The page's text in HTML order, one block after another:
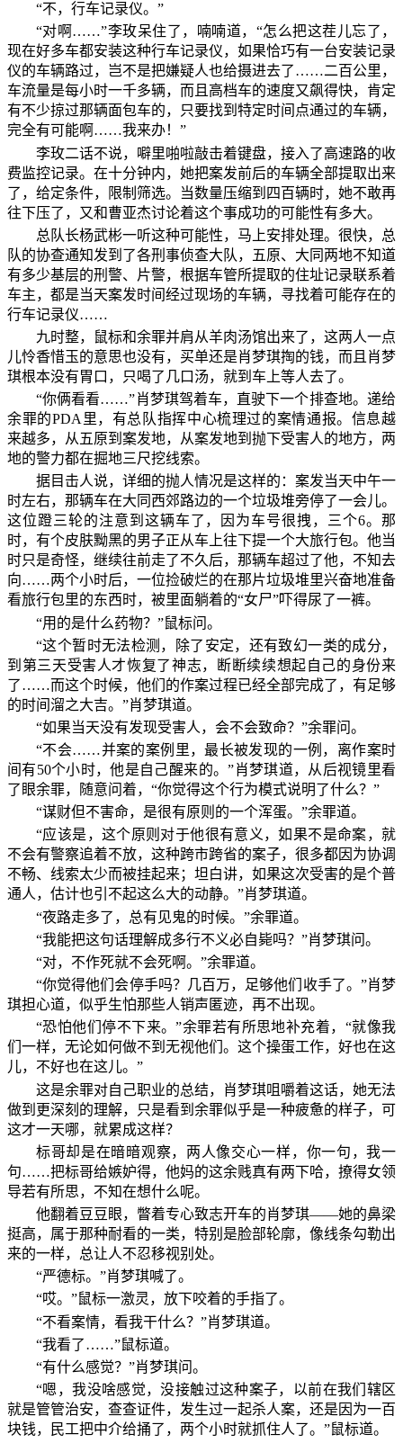
“不，行车记录仪。”
“对啊……”李玫呆住了，喃喃道，“怎么把这茬儿忘了，
现在好多车都安装这种行车记录仪，如果恰巧有一台安装记录
仪的车辆路过，岂不是把嫌疑人也给摄进去了……二百公里，
车流量是每小时一千多辆，而且高档车的速度又飙得快，肯定
有不少掠过那辆面包车的，只要找到特定时间点通过的车辆，
完全有可能啊……我来办！”
李玫二话不说，噼里啪啦敲击着键盘，接入了高速路的收
费监控记录。在十分钟内，她把案发前后的车辆全部提取出来
了，给定条件，限制筛选。当数量压缩到四百辆时，她不敢再
往下压了，又和曹亚杰讨论着这个事成功的可能性有多大。
总队长杨武彬一听这种可能性，马上安排处理。很快，总
队的协查通知发到了各刑事侦查大队，五原、大同两地不知道
有多少基层的刑警、片警，根据车管所提取的住址记录联系着
车主，都是当天案发时间经过现场的车辆，寻找着可能存在的
行车记录仪……
九时整，鼠标和余罪并肩从羊肉汤馆出来了，这两人一点
儿怜香惜玉的意思也没有，买单还是肖梦琪掏的钱，而且肖梦
琪根本没有胃口，只喝了几口汤，就到车上等人去了。
“你俩看看……”肖梦琪驾着车，直驶下一个排查地。递给
余罪的PDA里，有总队指挥中心梳理过的案情通报。信息越
来越多，从五原到案发地，从案发地到抛下受害人的地方，两
地的警力都在掘地三尺挖线索。
据目击人说，详细的抛人情况是这样的：案发当天中午一
时左右，那辆车在大同西郊路边的一个垃圾堆旁停了一会儿。
这位蹬三轮的注意到这辆车了，因为车号很拽，三个6。那
时，有个皮肤黝黑的男子正从车上往下提一个大旅行包。他当
时只是奇怪，继续往前走了不久后，那辆车超过了他，不知去
向……两个小时后，一位捡破烂的在那片垃圾堆里兴奋地准备
看旅行包里的东西时，被里面躺着的“女尸”吓得尿了一裤。
“用的是什么药物？”鼠标问。
“这个暂时无法检测，除了安定，还有致幻一类的成分，
到第三天受害人才恢复了神志，断断续续想起自己的身份来
了……而这个时候，他们的作案过程已经全部完成了，有足够
的时间溜之大吉。”肖梦琪道。
“如果当天没有发现受害人，会不会致命？”余罪问。
“不会……并案的案例里，最长被发现的一例，离作案时
间有50个小时，他是自己醒来的。”肖梦琪道，从后视镜里看
了眼余罪，随意问着，“你觉得这个行为模式说明了什么？”
“谋财但不害命，是很有原则的一个浑蛋。”余罪道。
“应该是，这个原则对于他很有意义，如果不是命案，就
不会有警察追着不放，这种跨市跨省的案子，很多都因为协调
不畅、线索太少而被挂起来；坦白讲，如果这次受害的是个普
通人，估计也引不起这么大的动静。”肖梦琪道。
“夜路走多了，总有见鬼的时候。”余罪道。
“我能把这句话理解成多行不义必自毙吗？”肖梦琪问。
“对，不作死就不会死啊。”余罪道。
“你觉得他们会停手吗？几百万，足够他们收手了。”肖梦
琪担心道，似乎生怕那些人销声匿迹，再不出现。
“恐怕他们停不下来。”余罪若有所思地补充着，“就像我
们一样，无论如何做不到无视他们。这个操蛋工作，好也在这
儿，不好也在这儿。”
这是余罪对自己职业的总结，肖梦琪咀嚼着这话，她无法
做到更深刻的理解，只是看到余罪似乎是一种疲惫的样子，可
这才一天哪，就累成这样？
标哥却是在暗暗观察，两人像交心一样，你一句，我一
句……把标哥给嫉妒得，他妈的这余贱真有两下哈，撩得女领
导若有所思，不知在想什么呢。
他翻着豆豆眼，瞥着专心致志开车的肖梦琪——她的鼻梁
挺高，属于那种耐看的一类，特别是脸部轮廓，像线条勾勒出
来的一样，总让人不忍移视别处。
“严德标。”肖梦琪喊了。
“哎。”鼠标一激灵，放下咬着的手指了。
“不看案情，看我干什么？”肖梦琪道。
“我看了……”鼠标道。
“有什么感觉？”肖梦琪问。
“嗯，我没啥感觉，没接触过这种案子，以前在我们辖区
就是管管治安，查查证件，发生过一起杀人案，还是因为一百
块钱，民工把中介给捅了，两个小时就抓住人了。”鼠标道。